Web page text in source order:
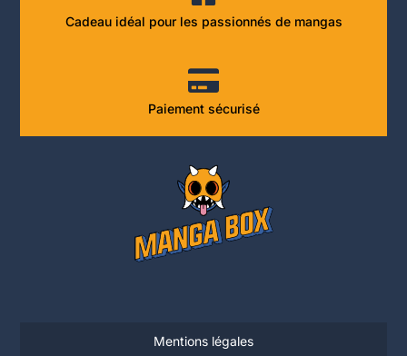
Cadeau idéal pour les passionnés de mangas
Paiement sécurisé
Mentions légales